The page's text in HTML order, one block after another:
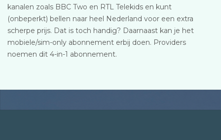
kanalen zoals BBC Two en RTL Telekids en kunt
(onbeperkt) bellen naar heel Nederland voor een extra
scherpe prijs. Dat is toch handig? Daarnaast kan je het
mobiele/sim-only abonnement erbij doen. Providers
noemen dit 4-in-1 abonnement.